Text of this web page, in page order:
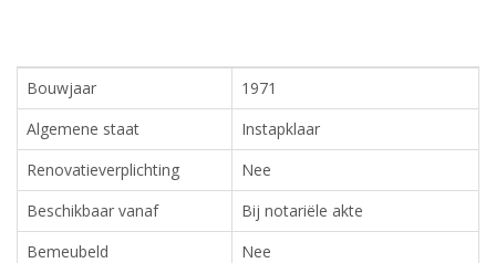
Bouwjaar
1971
Algemene staat
Instapklaar
Renovatieverplichting
Nee
Beschikbaar vanaf
Bij notariële akte
Bemeubeld
Nee